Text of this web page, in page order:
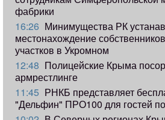
фабрики
16:26 Минимущества РК
местонахождение
участков в Укромном
12:48 Полицейские Крыма
армрестлинге
11:45 РНКБ представляет
"Дельфин" ПРО100 для гостей